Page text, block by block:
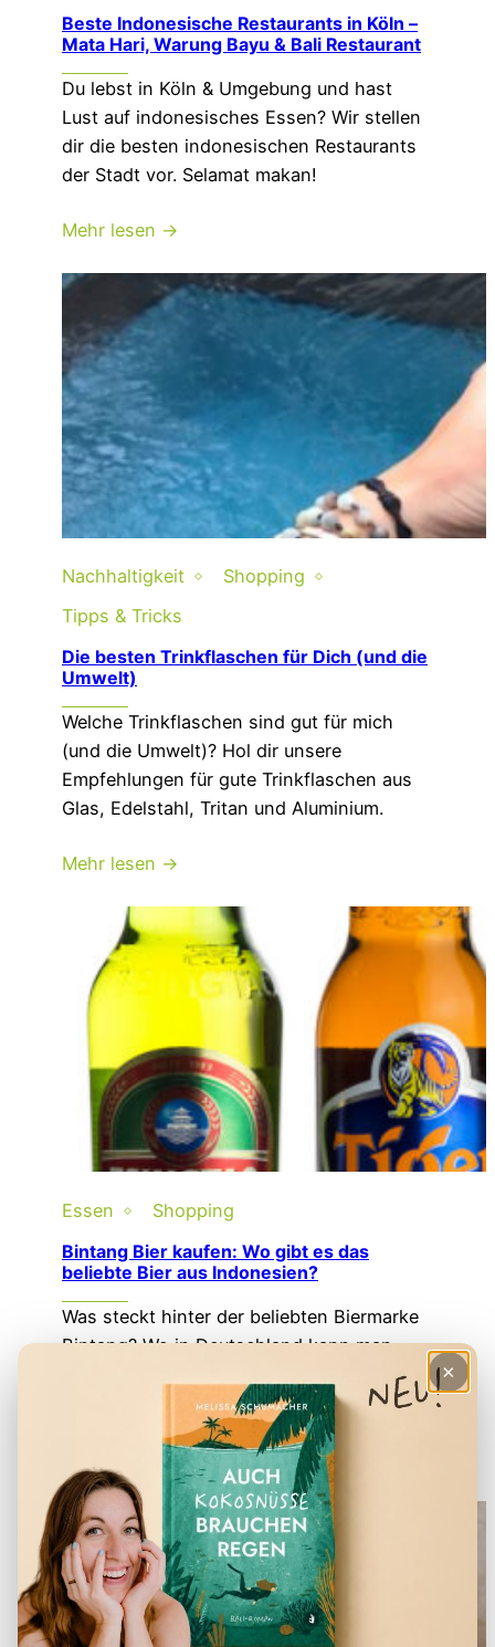
Beste Indonesische Restaurants in Köln –
Mata Hari, Warung Bayu & Bali Restaurant
Du lebst in Köln & Umgebung und hast
Lust auf indonesisches Essen? Wir stellen
dir die besten indonesischen Restaurants
der Stadt vor. Selamat makan!
Mehr lesen →
Nachhaltigkeit
Shopping
Tipps & Tricks
Die besten Trinkflaschen für Dich (und die
Umwelt)
Welche Trinkflaschen sind gut für mich
(und die Umwelt)? Hol dir unsere
Empfehlungen für gute Trinkflaschen aus
Glas, Edelstahl, Tritan und Aluminium.
Mehr lesen →
Essen Shopping
Bintang Bier kaufen: Wo gibt es das
beliebte Bier aus Indonesien?
Was steckt hinter der beliebten Biermarke
Bintang? Wo in Deutschland kann man
indonesischen Alternativen gibt es?
Mehr lesen →
×